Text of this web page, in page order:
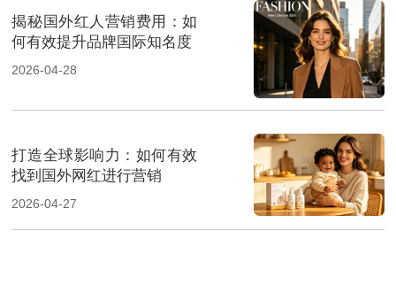
揭秘国外红人营销费用：如
何有效提升品牌国际知名度
2026-04-28
打造全球影响力：如何有效
找到国外网红进行营销
2026-04-27